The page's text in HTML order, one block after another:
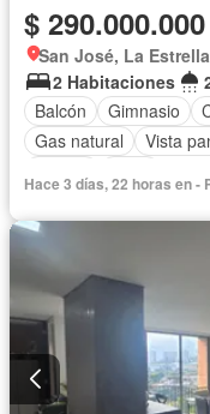
$ 290.000.000
San José, La Estrella
2 Habitaciones
Balcón
Gimnasio
Gas natural
Vista
Hace 3 días, 22 horas en -